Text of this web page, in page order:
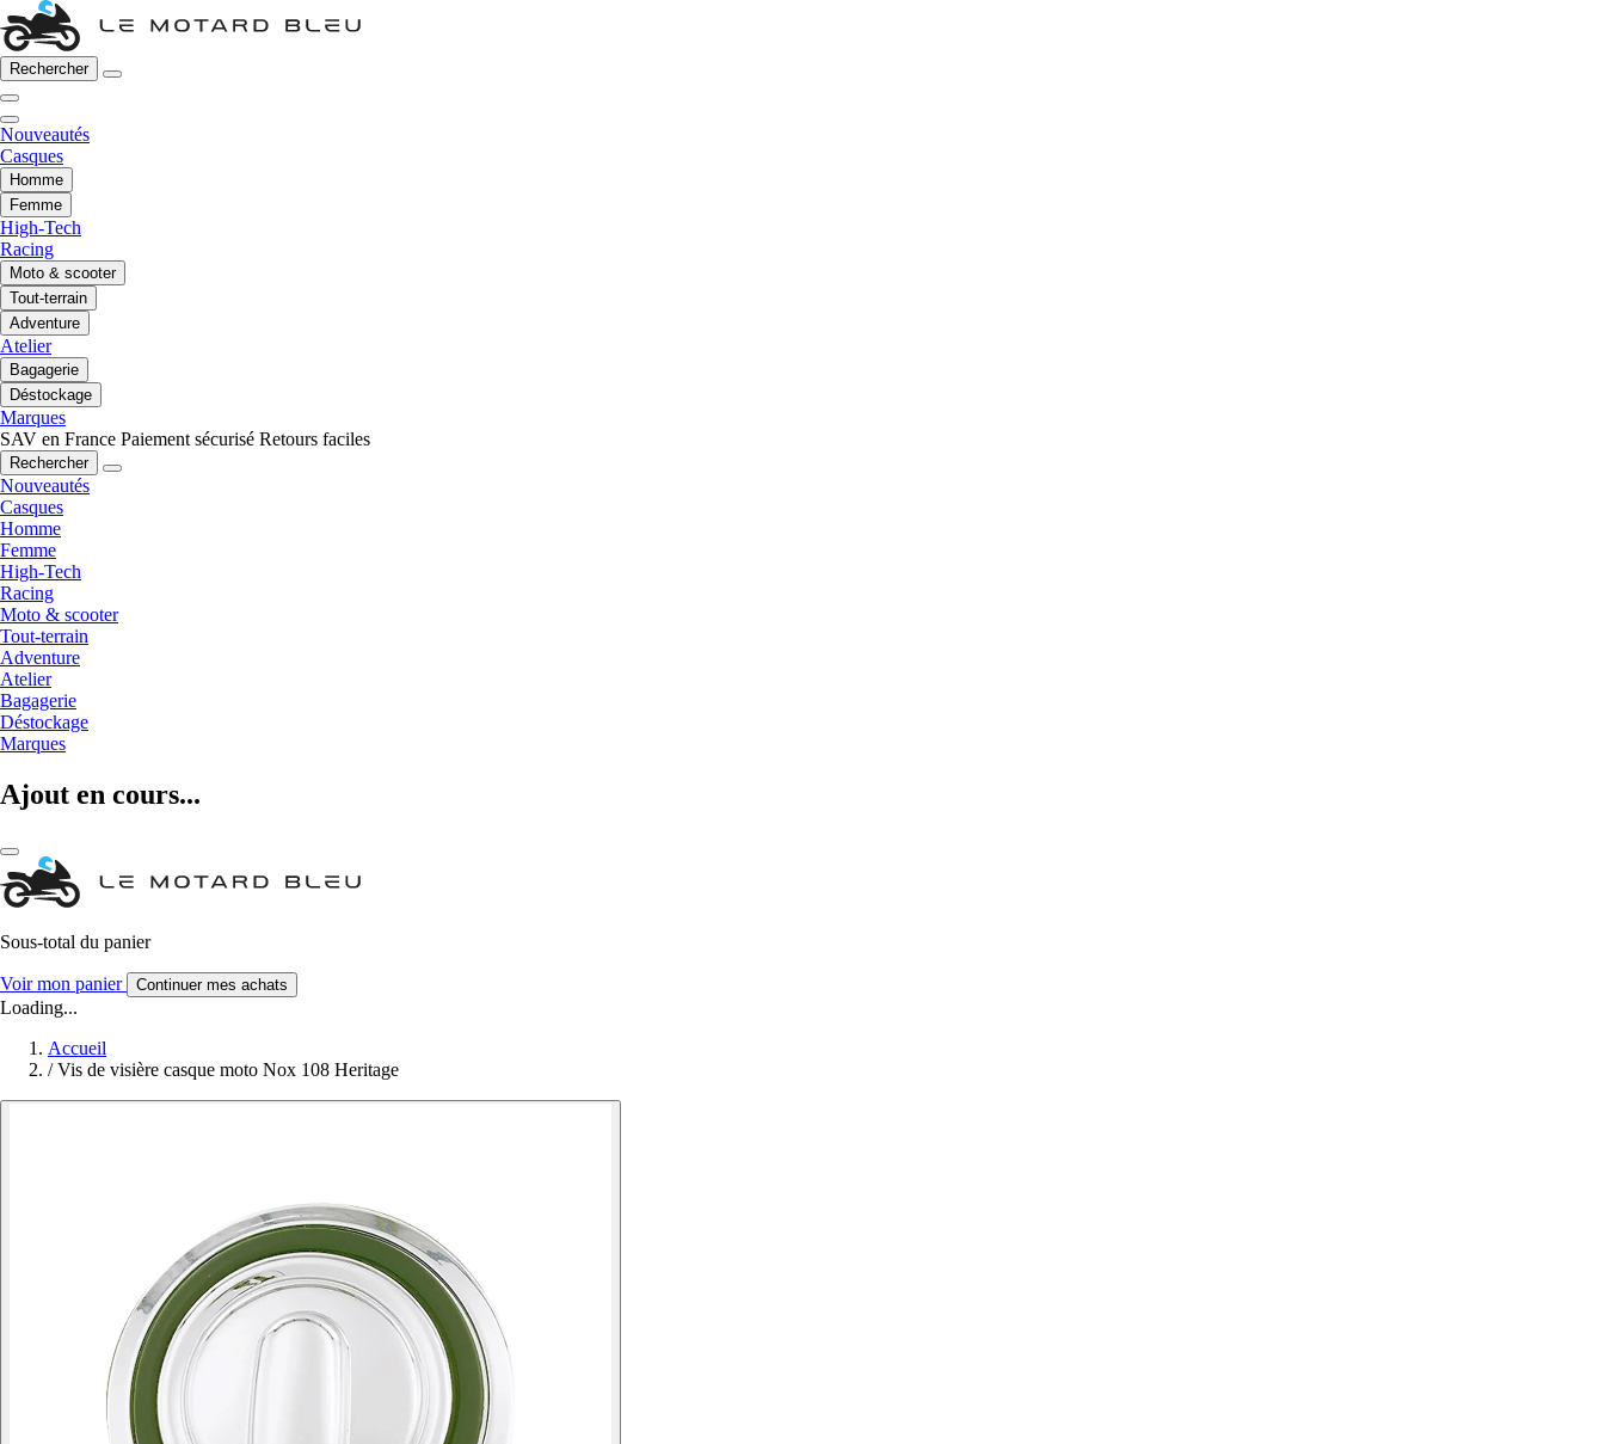
Rechercher
Nouveautés
Casques
Homme
Femme
High-Tech
Racing
Moto & scooter
Tout-terrain
Adventure
Atelier
Bagagerie
Déstockage
Marques
SAV en France Paiement sécurisé Retours faciles
Rechercher
Nouveautés
Casques
Homme
Femme
High-Tech
Racing
Moto & scooter
Tout-terrain
Adventure
Atelier
Bagagerie
Déstockage
Marques
Ajout en cours...
Sous-total du panier
Voir mon panier Continuer mes achats
Loading...
Accueil
/ Vis de visière casque moto Nox 108 Heritage